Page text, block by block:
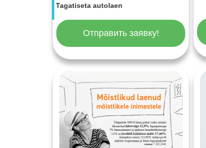
Tagatiseta autolaen
Отправить заявку!